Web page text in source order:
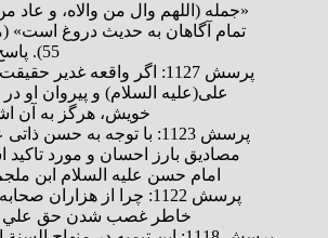
«جمله (اللهم وال من والاه، و عاد
55). پاسخ شما چیست؟
پرسش 1127: اگر واقعه غدیر
علی(علیه السلام) و پیروان او
خویش، هرگز به آن
پرسش 1123: با توجه به حسن
مصادیق بارز احسان و مورد تاکید
امام حسن عليه السلام ابن
پرسش 1122: چرا از هزاران
خاطر غصب شدن حق علي